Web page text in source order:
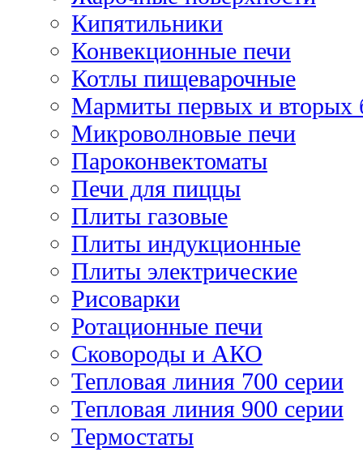
Кипятильники
Конвекционные печи
Котлы пищеварочные
Мармиты первых и вторых
Микроволновые печи
Пароконвектоматы
Печи для пиццы
Плиты газовые
Плиты индукционные
Плиты электрические
Рисоварки
Ротационные печи
Сковороды и АКО
Тепловая линия 700 серии
Тепловая линия 900 серии
Термостаты